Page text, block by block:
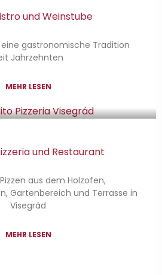
und Weinstube
gastronomische Tradition
Jahrzehnten
MEHR LESEN
und Restaurant
aus dem Holzofen,
Gartenbereich und Terrasse in
Visegrád
MEHR LESEN